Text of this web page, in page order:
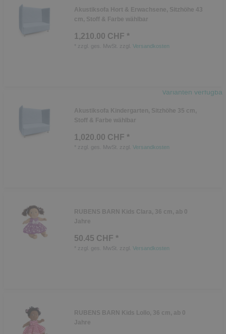
Akustiksofa Hort & Erwachsene, Sitzhöhe 43
cm, Stoff & Farbe wählbar
1,210.00 CHF *
zzgl. ges. MwSt. zzgl. Versandkosten
Varianten verfügbar
Akustiksofa Kindergarten, Sitzhöhe 35 cm,
Stoff & Farbe wählbar
1,020.00 CHF *
zzgl. ges. MwSt. zzgl. Versandkosten
RUBENS BARN Kids Clara, 36 cm, ab 0
Jahre
50.45 CHF *
zzgl. ges. MwSt. zzgl. Versandkosten
RUBENS BARN Kids Lollo, 36 cm, ab 0
Jahre